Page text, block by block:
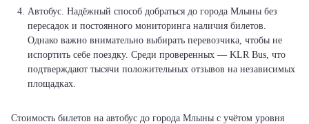
Автобус. Надёжный способ добраться до города Млыны без
пересадок и постоянного мониторинга наличия билетов.
Однако важно внимательно выбирать перевозчика, чтобы не
испортить себе поездку. Среди проверенных — KLR Bus, что
подтверждают тысячи положительных отзывов на независимых
площадках.
Стоимость билетов на автобус до города Млыны с учётом уровня